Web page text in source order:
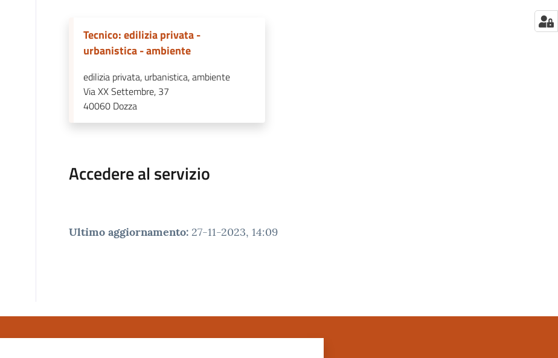
Tecnico: edilizia privata -
urbanistica - ambiente
edilizia privata, urbanistica, ambiente
Via XX Settembre, 37
40060 Dozza
Accedere al servizio
Ultimo aggiornamento: 27-11-2023, 14:09